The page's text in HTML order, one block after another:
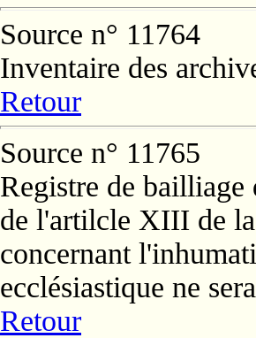
Source n° 11764
Inventaire des
Retour
Source n° 11765
Registre de
de l'artilcle XIII de
concernant
ecclésiastique ne
Retour